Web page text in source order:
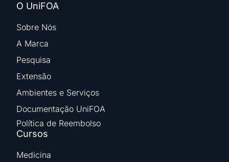
O UniFOA
Sobre Nós
A Marca
Pesquisa
Extensão
Ambientes e Serviços
Documentação UniFOA
Política de Reembolso
Cursos
Medicina